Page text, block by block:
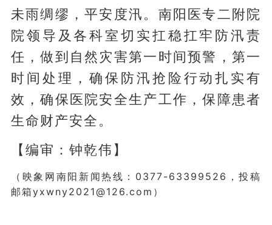
未雨绸缪，平安度汛。南阳医专二附院
院领导及各科室切实扛稳扛牢防汛责
任，做到自然灾害第一时间预警，第一
时间处理，确保防汛抢险行动扎实有
效，确保医院安全生产工作，保障患者
生命财产安全。
【编审：钟乾伟】
（映象网南阳新闻热线：0377-63399526，投稿
邮箱yxwny2021@126.com）